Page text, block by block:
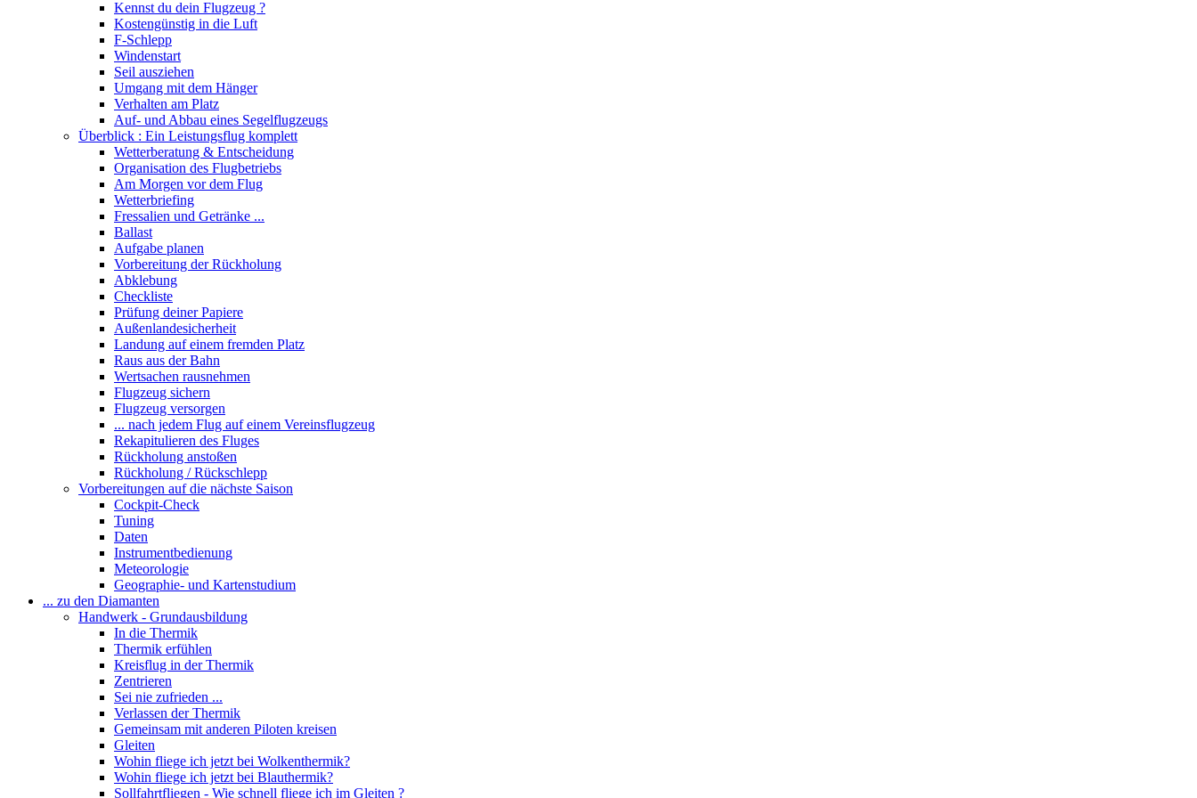
Kennst du dein Flugzeug ?
Kostengünstig in die Luft
F-Schlepp
Windenstart
Seil ausziehen
Umgang mit dem Hänger
Verhalten am Platz
Auf- und Abbau eines Segelflugzeugs
Überblick : Ein Leistungsflug komplett
Wetterberatung & Entscheidung
Organisation des Flugbetriebs
Am Morgen vor dem Flug
Wetterbriefing
Fressalien und Getränke ...
Ballast
Aufgabe planen
Vorbereitung der Rückholung
Abklebung
Checkliste
Prüfung deiner Papiere
Außenlandesicherheit
Landung auf einem fremden Platz
Raus aus der Bahn
Wertsachen rausnehmen
Flugzeug sichern
Flugzeug versorgen
... nach jedem Flug auf einem Vereinsflugzeug
Rekapitulieren des Fluges
Rückholung anstoßen
Rückholung / Rückschlepp
Vorbereitungen auf die nächste Saison
Cockpit-Check
Tuning
Daten
Instrumentbedienung
Meteorologie
Geographie- und Kartenstudium
... zu den Diamanten
Handwerk - Grundausbildung
In die Thermik
Thermik erfühlen
Kreisflug in der Thermik
Zentrieren
Sei nie zufrieden ...
Verlassen der Thermik
Gemeinsam mit anderen Piloten kreisen
Gleiten
Wohin fliege ich jetzt bei Wolkenthermik?
Wohin fliege ich jetzt bei Blauthermik?
Sollfahrtfliegen - Wie schnell fliege ich im Gleiten ?